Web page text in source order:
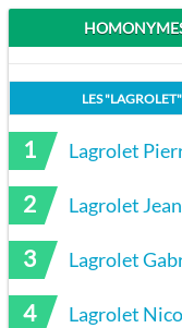
LES "LAGROLET
1 Lagrolet
2 Lagrolet
3 Lagrolet
4 Lagrolet